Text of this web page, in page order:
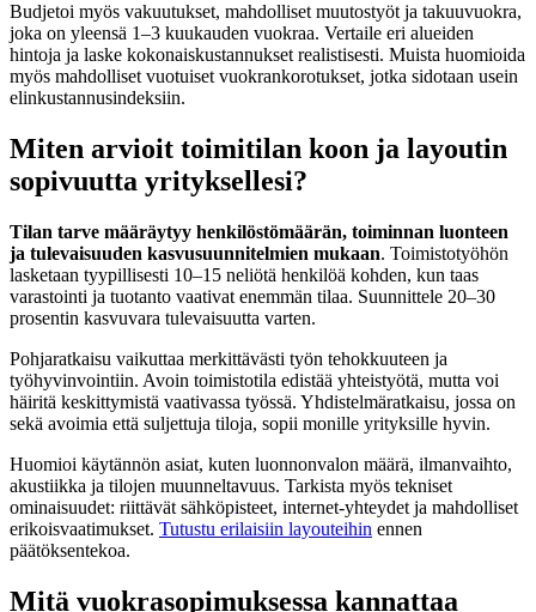
Budjetoi myös vakuutukset, mahdolliset muutostyöt ja takuuvuokra,
joka on yleensä 1–3 kuukauden vuokraa. Vertaile eri alueiden
hintoja ja laske kokonaiskustannukset realistisesti. Muista huomioida
myös mahdolliset vuotuiset vuokrankorotukset, jotka sidotaan usein
elinkustannusindeksiin.
Miten arvioit toimitilan koon ja layoutin
sopivuutta yrityksellesi?
Tilan tarve määräytyy henkilöstömäärän, toiminnan luonteen
ja tulevaisuuden kasvusuunnitelmien mukaan. Toimistotyöhön
lasketaan tyypillisesti 10–15 neliötä henkilöä kohden, kun taas
varastointi ja tuotanto vaativat enemmän tilaa. Suunnittele 20–30
prosentin kasvuvara tulevaisuutta varten.
Pohjaratkaisu vaikuttaa merkittävästi työn tehokkuuteen ja
työhyvinvointiin. Avoin toimistotila edistää yhteistyötä, mutta voi
häiritä keskittymistä vaativassa työssä. Yhdistelmäratkaisu, jossa on
sekä avoimia että suljettuja tiloja, sopii monille yrityksille hyvin.
Huomioi käytännön asiat, kuten luonnonvalon määrä, ilmanvaihto,
akustiikka ja tilojen muunneltavuus. Tarkista myös tekniset
ominaisuudet: riittävät sähköpisteet, internet-yhteydet ja mahdolliset
erikoisvaatimukset. Tutustu erilaisiin layouteihin ennen
päätöksentekoa.
Mitä vuokrasopimuksessa kannattaa